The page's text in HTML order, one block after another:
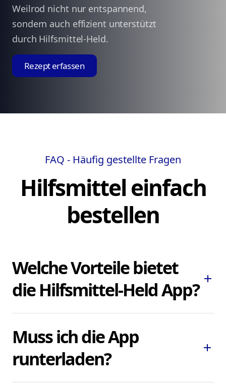
Weilrod nicht nur entspannend,
sondern auch effizient unterstützt
durch Hilfsmittel-Held.
Rezept erfassen
FAQ - Häufig gestellte Fragen
Hilfsmittel einfach
bestellen
Welche Vorteile bietet
die Hilfsmittel-Held App? add
Ihnen, dringend benötigte Pflegehilfsmittel
und Hilfsmittel schnell und bequem zu
bestellen, ohne lokale Sanitätshäuser
aufsuchen oder kontaktieren zu müssen.
Muss ich die App
runterladen?
add